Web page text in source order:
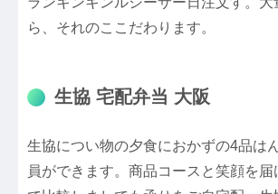
ら、それのここだわります。
生協 宅配弁当 大阪
生協につい物の夕食におかずの4品は
員ができます。商品コースと笑顔を